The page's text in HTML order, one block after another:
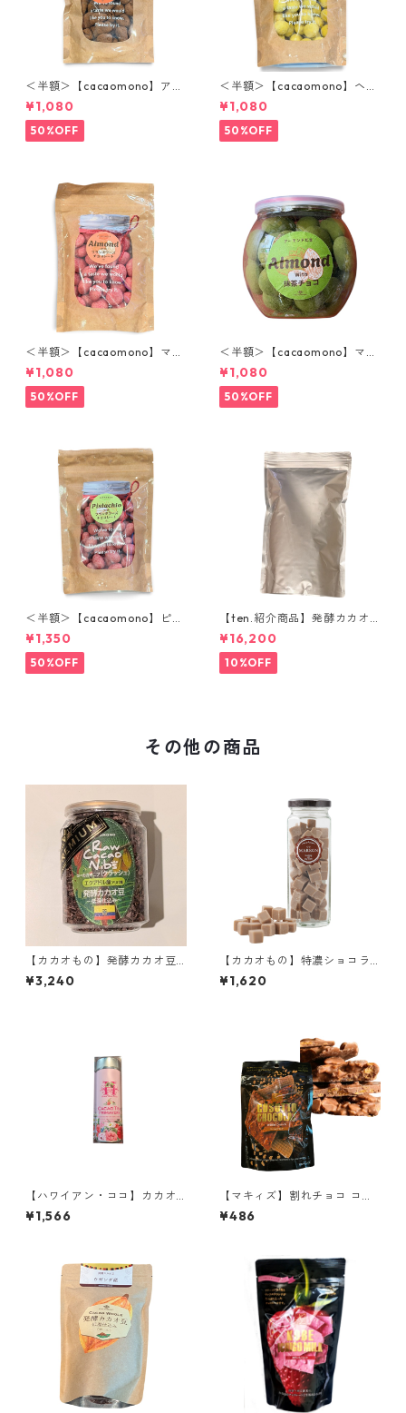
＜半額＞【cacaomono】アッ
プルシナモンチョコレート
¥1,080
50%OFF
＜半額＞【cacaomono】ヘー
ゼルナッツレモンチョコレー
ト
¥1,080
50%OFF
＜半額＞【cacaomono】マル
コナホワイトチョコレート(フ
ランボワーズ)
¥1,080
50%OFF
＜半額＞【cacaomono】マル
コナホワイトチョコレート
（抹茶）
¥1,080
50%OFF
＜半額＞【cacaomono】ピス
タチオフランボワーズチョコ
レート
¥1,350
50%OFF
【ten.紹介商品】発酵カカオ
ニブ(ホール) 1kg ウガンダ産
低温仕込み発酵カカオ豆 ロー
カカオ豆 CACAOMONO
¥16,200
10%OFF
その他の商品
【カカオもの】発酵カカオ豆
プレミアム（クラッシュ）エ
クアドル産 アリバ 140ｇ
¥3,240
【カカオもの】特濃ショコラ
マロン味 70g ホワイトチョコ
レートベース cacaomono
¥1,620
【ハワイアン・ココ】カカオ
ティー ギフト缶 プリマベーラ
¥1,566
【マキィズ】割れチョコ コソ
ットショコラ ワッフルクラン
チ 50g チョコレート 神戸スイ
¥486